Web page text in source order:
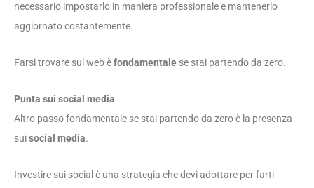
necessario impostarlo in maniera professionale e mantenerlo
aggiornato costantemente.
Farsi trovare sul web èfondamentale se stai partendo da zero.
Punta sui social media
Altro passo fondamentale se stai partendo da zero è la presenza
suisocial media.
Investire sui social è una strategia che devi adottare per farti